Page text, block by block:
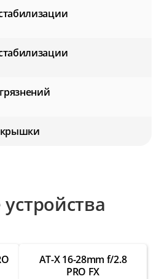
крышки
AT-X 16-28mm f/2.8
PRO FX